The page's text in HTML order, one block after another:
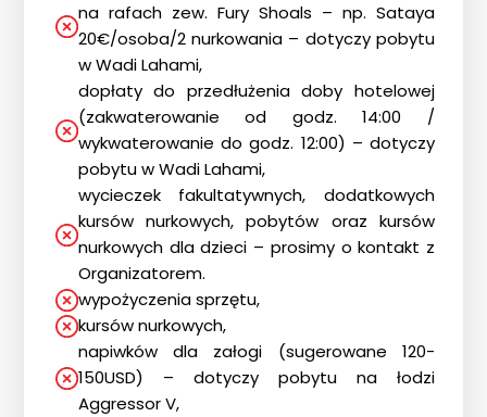
na rafach zew. Fury Shoals – np. Sataya
20€/osoba/2 nurkowania – dotyczy pobytu
w Wadi Lahami,
dopłaty do przedłużenia doby hotelowej
(zakwaterowanie od godz. 14:00 /
wykwaterowanie do godz. 12:00) – dotyczy
pobytu w Wadi Lahami,
wycieczek fakultatywnych, dodatkowych
kursów nurkowych, pobytów oraz kursów
nurkowych dla dzieci – prosimy o kontakt z
Organizatorem.
wypożyczenia sprzętu,
kursów nurkowych,
napiwków dla załogi (sugerowane 120-
150USD) – dotyczy pobytu na łodzi
Aggressor V,